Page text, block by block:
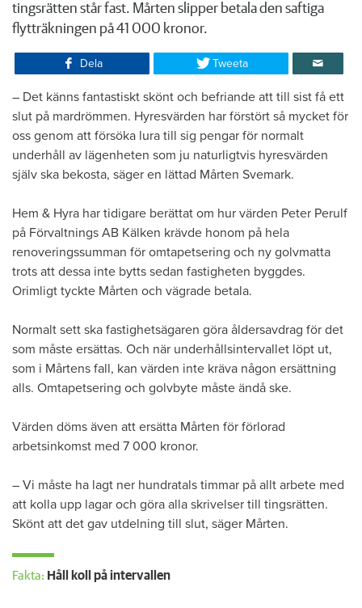
tingsrätten står fast. Mårten slipper betala den saftiga
flytträkningen på 41 000 kronor.
Dela Tweeta
– Det känns fantastiskt skönt och befriande att till sist få ett
slut på mardrömmen. Hyresvärden har förstört så mycket för
oss genom att försöka lura till sig pengar för normalt
underhåll av lägenheten som ju naturligtvis hyresvärden
själv ska bekosta, säger en lättad Mårten Svemark.
Hem & Hyra har tidigare berättat om hur värden Peter Perulf
på Förvaltnings AB Kälken krävde honom på hela
renoveringssumman för omtapetsering och ny golvmatta
trots att dessa inte bytts sedan fastigheten byggdes.
Orimligt tyckte Mårten och vägrade betala.
Normalt sett ska fastighetsägaren göra åldersavdrag för det
som måste ersättas. Och när underhållsintervallet löpt ut,
som i Mårtens fall, kan värden inte kräva någon ersättning
alls. Omtapetsering och golvbyte måste ändå ske.
Värden döms även att ersätta Mårten för förlorad
arbetsinkomst med 7 000 kronor.
– Vi måste ha lagt ner hundratals timmar på allt arbete med
att kolla upp lagar och göra alla skrivelser till tingsrätten.
Skönt att det gav utdelning till slut, säger Mårten.
Fakta: Håll koll på intervallen